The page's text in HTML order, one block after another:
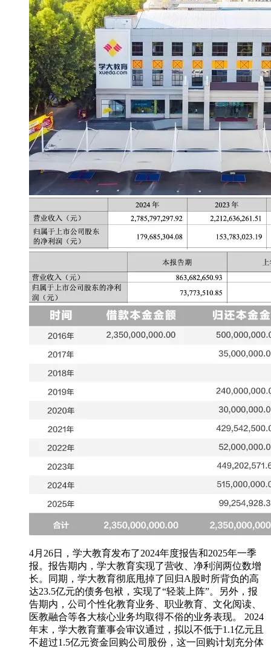
4月26日，学大教育发布了2024年度报告和2025年一季
报。报告期内，学大教育实现了营收、净利润两位数增
长。同期，学大教育彻底甩掉了回归A股时所背负的高
达23.5亿元的债务包袱，实现了“轻装上阵”。另外，报
告期内，公司个性化教育业务、职业教育、文化阅读、
医教融合等各大核心业务均取得不俗的业务表现。 2024
年末，学大教育董事会审议通过，拟以不低于1.1亿元且
不超过1.5亿元资金回购公司股份，这一回购计划充分体